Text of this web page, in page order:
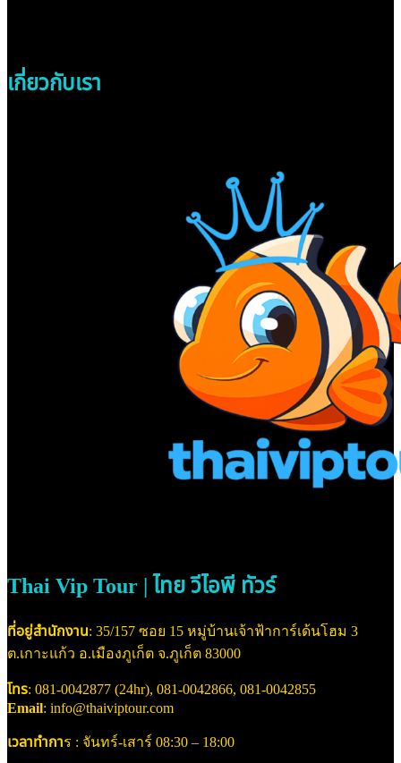
เกี่ยวกับเรา
Thai Vip Tour | ไทย วีไอพี ทัวร์
ที่อยู่สำนักงาน: 35/157 ซอย 15 หมู่บ้านเจ้าฟ้าการ์เด้นโฮม 3
ต.เกาะแก้ว อ.เมืองภูเก็ต จ.ภูเก็ต 83000
โทร: 081-0042877 (24hr), 081-0042866, 081-0042855
Email: info@thaiviptour.com
เวลาทำการ : จันทร์-เสาร์ 08:30 – 18:00